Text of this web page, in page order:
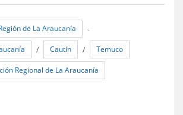
de La Araucanía -
/ Cautín / Temuco
Regional de La Araucanía